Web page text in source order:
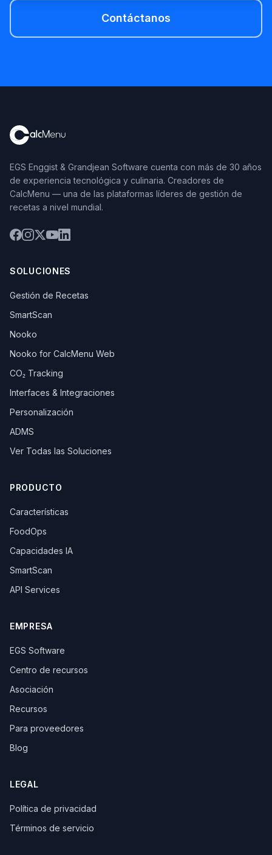
Contáctanos
EGS Enggist & Grandjean Software cuenta con más de 30 años
de experiencia tecnológica y culinaria. Creadores de
CalcMenu — una de las plataformas líderes de gestión de
recetas a nivel mundial.
SOLUCIONES
Gestión de Recetas
SmartScan
Nooko
Nooko for CalcMenu Web
CO₂ Tracking
Interfaces & Integraciones
Personalización
ADMS
Ver Todas las Soluciones
PRODUCTO
Características
FoodOps
Capacidades IA
SmartScan
API Services
EMPRESA
EGS Software
Centro de recursos
Asociación
Recursos
Para proveedores
Blog
LEGAL
Política de privacidad
Términos de servicio